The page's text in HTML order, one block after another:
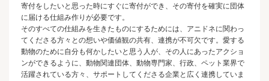
寄付をしたいと思った時にすぐに寄付ができ、その寄付を確実に団体
に届ける仕組み作りが必要です。
そのすべての仕組みを生きたものにするためには、アニドネに関わっ
てくださる方々との想いや価値観の共有、連携が不可欠です。愛する
動物のために自分も何かしたいと思う人が、その人にあったアクショ
ンができるように、動物関連団体、動物専門家、行政、ペット業界で
活躍されている方々、サポートしてくださる企業と広く連携していま